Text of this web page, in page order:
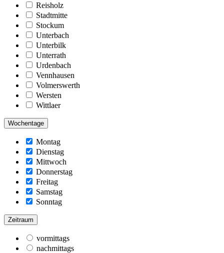
Reisholz
Stadtmitte
Stockum
Unterbach
Unterbilk
Unterrath
Urdenbach
Vennhausen
Volmerswerth
Wersten
Wittlaer
Wochentage
Montag
Dienstag
Mittwoch
Donnerstag
Freitag
Samstag
Sonntag
Zeitraum
vormittags
nachmittags